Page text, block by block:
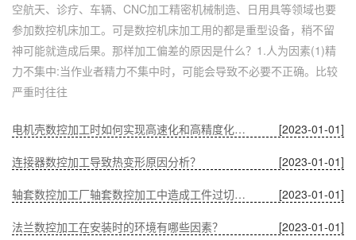
空航天、诊疗、车辆、CNC加工精密机械制造、日用具等领域也要
参加数控机床加工。可是数控机床加工用的都是重型设备，稍不留
神可能就造成后果。那样加工偏差的原因是什么？1.人为因素(1)精
力不集中:当作业者精力不集中时，可能会导致不必要不正确。比较
严重时往往
[2023-01-01]
电机壳数控加工时如何实现高速化和高精度化的问题？
[2023-01-01]
连接器数控加工导致热变形原因分析？
[2023-01-01]
轴套数控加工厂轴套数控加工中造成工件过切的原因？
[2023-01-01]
法兰数控加工在安装时的环境有哪些因素？